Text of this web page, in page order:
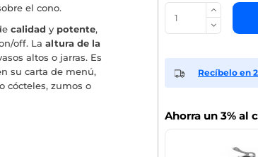
el cono.
calidad y potente,
off. La altura de la
altos o jarras. Es
su carta de menú,
cócteles, zumos o
Recíbelo en
Ahorra un 3% al